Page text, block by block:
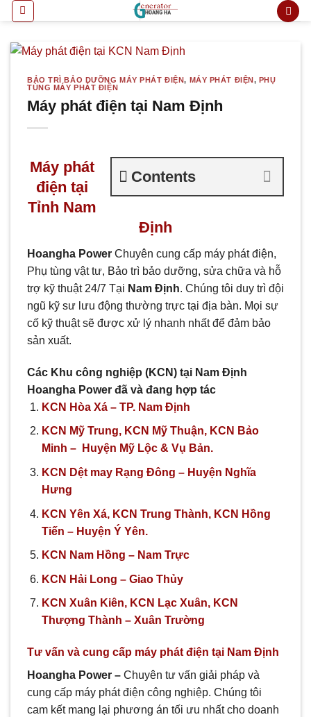
qua
nội
BẢO TRÌ BẢO DƯỠNG MÁY PHÁT ĐIỆN, MÁY PHÁT ĐIỆN , PHỤ
TÙNG MÁY PHÁT ĐIỆN
Máy phát điện tại Nam Định
Contents
Máy phát
điện tại
Tỉnh Nam
Định
Hoangha Power Chuyên cung cấp máy phát điện,
Phụ tùng vật tư, Bảo trì bảo dưỡng, sửa chữa và hỗ
trợ kỹ thuật 24/7 Tại Nam Định. Chúng tôi duy trì đội
ngũ kỹ sư lưu động thường trực tại địa bàn. Mọi sự
cố kỹ thuật sẽ được xử lý nhanh nhất để đảm bảo
sản xuất.
Các Khu công nghiệp (KCN) tại Nam Định
Hoangha Power đã và đang hợp tác
KCN Hòa Xá – TP. Nam Định
KCN Mỹ Trung, KCN Mỹ Thuận, KCN Bảo
Minh – Huyện Mỹ Lộc & Vụ Bản.
KCN Dệt may Rạng Đông – Huyện Nghĩa
Hưng
KCN Yên Xá, KCN Trung Thành, KCN Hồng
Tiến – Huyện Ý Yên.
KCN Nam Hồng – Nam Trực
KCN Hải Long – Giao Thủy
KCN Xuân Kiên, KCN Lạc Xuân, KCN
Thượng Thành – Xuân Trường
Tư vấn và cung cấp máy phát điện tại Nam Định
Hoangha Power – Chuyên tư vấn giải pháp và
cung cấp máy phát điện công nghiệp. Chúng tôi
cam kết mang lại phương án tối ưu nhất cho doanh